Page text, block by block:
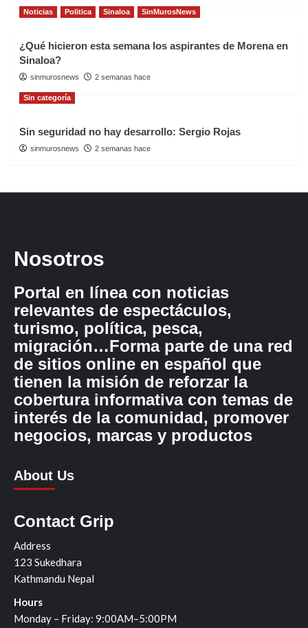
Noticias Politica Sinaloa SinMurosNews
¿Qué hicieron esta semana los aspirantes de Morena en
Sinaloa?
sinmurosnews 2 semanas hace
Sin categoría
Sin seguridad no hay desarrollo: Sergio Rojas
sinmurosnews 2 semanas hace
Nosotros
Portal en línea con noticias
relevantes de espectáculos,
turismo, política, pesca,
migración…Forma parte de una red
de sitios online en español que
tienen la misión de reforzar la
cobertura informativa con temas de
interés de la comunidad, promover
negocios, marcas y productos
About Us
Contact Grip
Address
123 Sukedhara
Kathmandu Nepal
Hours
Monday – Friday: 9:00AM–5:00PM